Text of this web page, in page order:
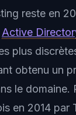
reste en
Active
plus
obtenu un
le domaine.
en 2014 par